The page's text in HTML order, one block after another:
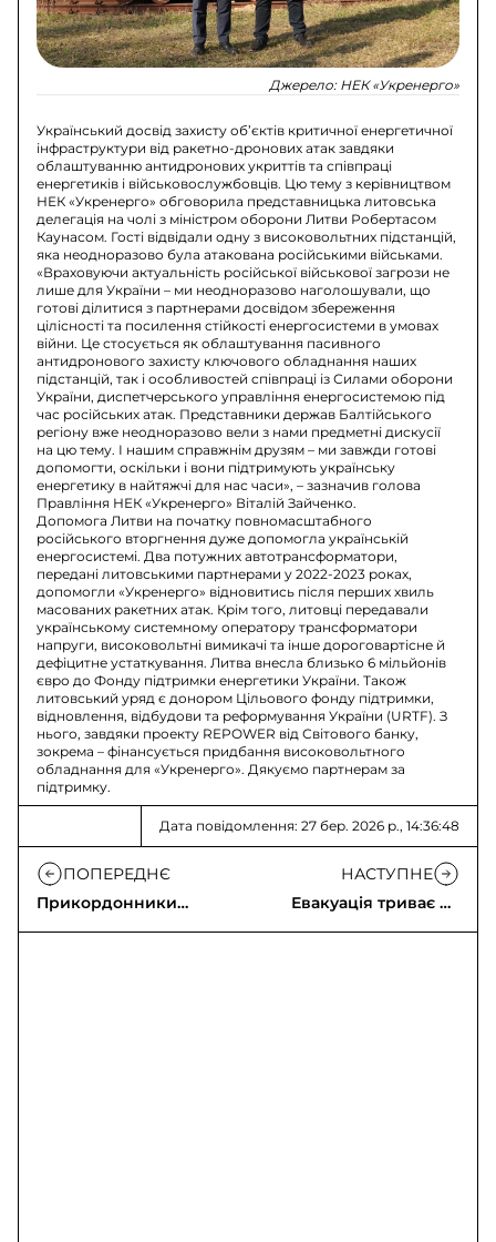
Джерело: НЕК «Укренерго»
Український досвід захисту об’єктів критичної енергетичної
інфраструктури від ракетно-дронових атак завдяки
облаштуванню антидронових укриттів та співпраці
енергетиків і військовослужбовців. Цю тему з керівництвом
НЕК «Укренерго» обговорила представницька литовська
делегація на чолі з міністром оборони Литви Робертасом
Каунасом. Гості відвідали одну з високовольтних підстанцій,
яка неодноразово була атакована російськими військами.
«Враховуючи актуальність російської військової загрози не
лише для України – ми неодноразово наголошували, що
готові ділитися з партнерами досвідом збереження
цілісності та посилення стійкості енергосистеми в умовах
війни. Це стосується як облаштування пасивного
антидронового захисту ключового обладнання наших
підстанцій, так і особливостей співпраці із Силами оборони
України, диспетчерського управління енергосистемою під
час російських атак. Представники держав Балтійського
регіону вже неодноразово вели з нами предметні дискусії
на цю тему. І нашим справжнім друзям – ми завжди готові
допомогти, оскільки і вони підтримують українську
енергетику в найтяжчі для нас часи», – зазначив голова
Правління НЕК «Укренерго» Віталій Зайченко.
Допомога Литви на початку повномасштабного
російського вторгнення дуже допомогла українській
енергосистемі. Два потужних автотрансформатори,
передані литовськими партнерами у 2022-2023 роках,
допомогли «Укренерго» відновитись після перших хвиль
масованих ракетних атак. Крім того, литовці передавали
українському системному оператору трансформатори
напруги, високовольтні вимикачі та інше дороговартісне й
дефіцитне устаткування. Литва внесла близько 6 мільйонів
євро до Фонду підтримки енергетики України. Також
литовський уряд є донором Цільового фонду підтримки,
відновлення, відбудови та реформування України (URTF). З
нього, завдяки проекту REPOWER від Світового банку,
зокрема – фінансується придбання високовольтного
обладнання для «Укренерго». Дякуємо партнерам за
підтримку.
Дата повідомлення: 27 бер. 2026 р., 14:36:48
ПОПЕРЕДНЄ
Прикордонники
«Форпост» знищують
НАСТУПНЕ
Евакуація триває на
Харківщині та